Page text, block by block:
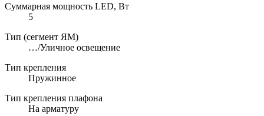
Суммарная мощность LED, Вт
5
Тип (сегмент ЯМ)
…/Уличное освещение
Тип крепления
Пружинное
Тип крепления плафона
На арматуру